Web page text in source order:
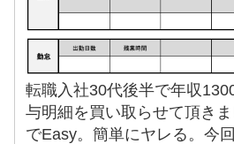
転職入社30代後半で年収
与明細を買い取らせて頂き
でEasy。簡単にヤレる。今